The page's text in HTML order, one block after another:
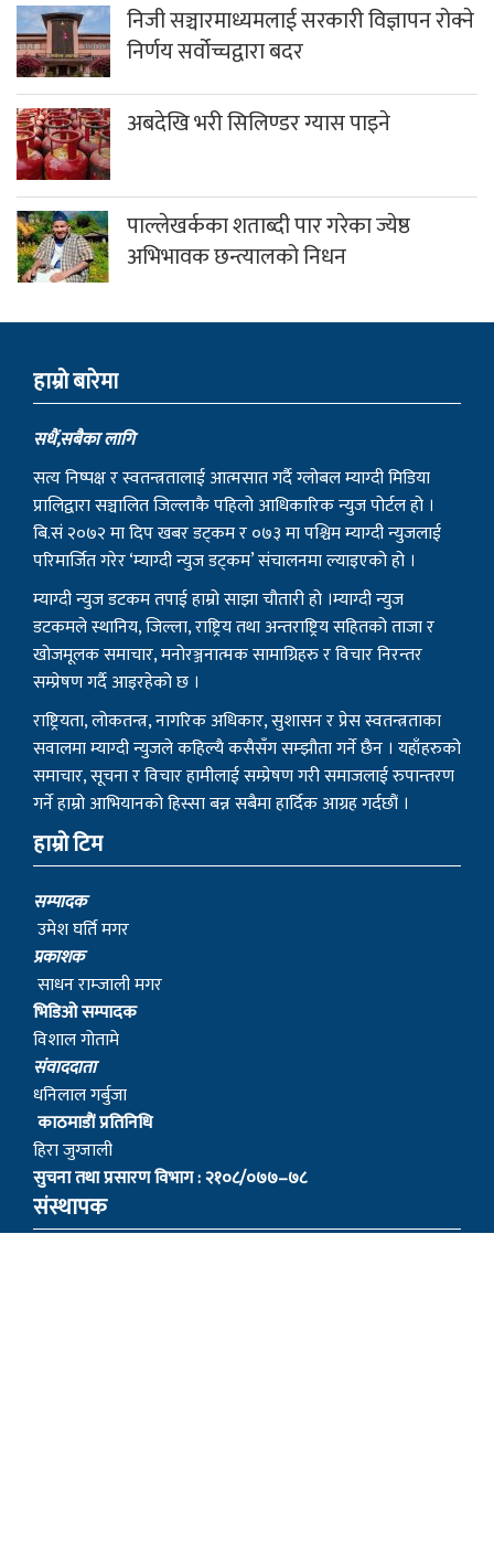
निजी सञ्चारमाध्यमलाई सरकारी विज्ञापन रोक्ने
निर्णय सर्वोच्चद्वारा बदर
अबदेखि भरी सिलिण्डर ग्यास पाइने
पाल्लेखर्कका शताब्दी पार गरेका ज्येष्ठ
अभिभावक छन्त्यालको निधन
हाम्राे बारेमा
सधैं,सबैका लागि
सत्य निष्पक्ष र स्वतन्त्रतालाई आत्मसात गर्दै ग्लोबल म्याग्दी मिडिया
प्रालिद्वारा सञ्चालित जिल्लाकै पहिलो आधिकारिक न्युज पोर्टल हो ।
बि.सं २०७२ मा दिप खबर डट्कम र ०७३ मा पश्चिम म्याग्दी न्युजलाई
परिमार्जित गरेर ‘म्याग्दी न्युज डट्कम’ संचालनमा ल्याइएको हो ।
म्याग्दी न्युज डटकम तपाई हाम्रो साझा चौतारी हो ।म्याग्दी न्युज
डटकमले स्थानिय, जिल्ला, राष्ट्रिय तथा अन्तराष्ट्रिय सहितको ताजा र
खोजमूलक समाचार, मनोरञ्जनात्मक सामाग्रिहरु र विचार निरन्तर
सम्प्रेषण गर्दै आइरहेको छ ।
राष्ट्रियता, लोकतन्त्र, नागरिक अधिकार, सुशासन र प्रेस स्वतन्त्रताका
सवालमा म्याग्दी न्युजले कहिल्यै कसैसँग सम्झौता गर्ने छैन । यहाँहरुको
समाचार, सूचना र विचार हामीलाई सम्प्रेषण गरी समाजलाई रुपान्तरण
गर्ने हाम्रो आभियानको हिस्सा बन्न सबैमा हार्दिक आग्रह गर्दछौं ।
हाम्रो टिम
सम्पादक
उमेश घर्ति मगर
प्रकाशक
साधन राम्जाली मगर
भिडिओ सम्पादक
विशाल गोतामे
स‌ंवाददाता
धनिलाल गर्बुजा
काठमाडाैं प्रतिनिधि
हिरा जुग्जाली
सुचना तथा प्रसारण विभाग : २१०८/०७७–७८
संस्थापक